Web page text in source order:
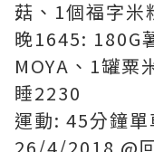
菇、1個福字米
晚1645: 180G
MOYA、1罐粟
睡2230
運動: 45分鐘單